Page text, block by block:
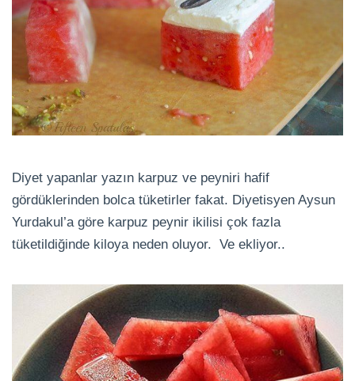
Diyet yapanlar yazın karpuz ve peyniri hafif
gördüklerinden bolca tüketirler fakat. Diyetisyen Aysun
Yurdakul’a göre karpuz peynir ikilisi çok fazla
tüketildiğinde kiloya neden oluyor. Ve ekliyor..